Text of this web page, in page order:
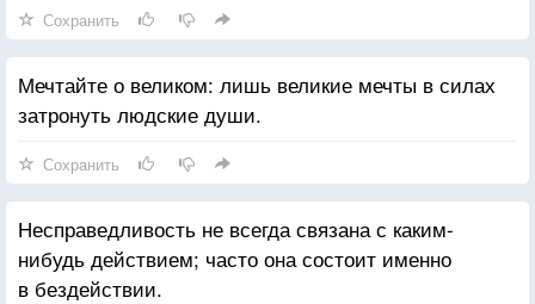
Сохранить
Мечтайте о великом: лишь великие мечты в силах
затронуть людские души.
Сохранить
Несправедливость не всегда связана с каким-
нибудь действием; часто она состоит именно
в бездействии.